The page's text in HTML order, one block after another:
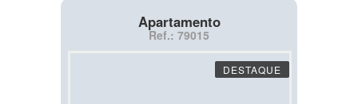
Apartamento
Ref.: 79015
DESTAQUE